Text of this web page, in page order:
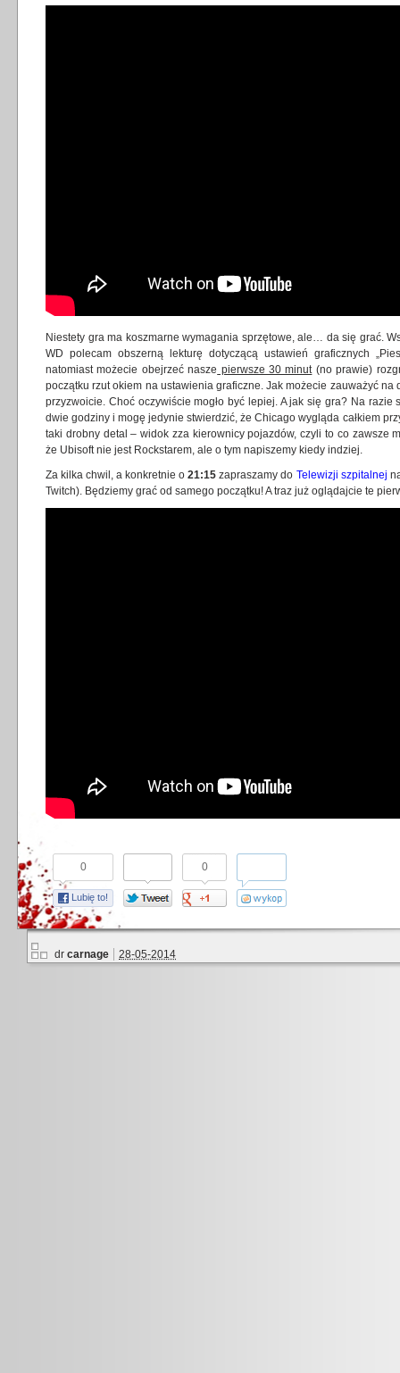
Niestety gra ma koszmarne wymagania sprzętowe, ale… da się grać.
WD polecam obszerną lekturę dotyczącą ustawień graficznych
natomiast możecie obejrzeć nasze pierwsze 30 minut(no prawie)
początku rzut okiem na ustawienia graficzne. Jak możecie zauważyć na
przyzwoicie. Choć oczywiście mogło być lepiej. A jak się gra? Na razie
dwie godziny i mogę jedynie stwierdzić, że Chicago wygląda całkiem
taki drobny detal – widok zza kierownicy pojazdów, czyli to co zawsze
że Ubisoft nie jest Rockstarem, ale o tym napiszemy kiedy indziej.
Za kilka chwil, a konkretnie o 21:15 zapraszamy do Telewizji szpitalnej
Twitch). Będziemy grać od samego początku! A traz już oglądajcie te
0
Lubię to!
0
dr carnage 28-05-2014